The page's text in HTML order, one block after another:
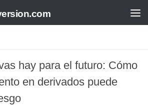
hay para el futuro: Cómo
en derivados puede